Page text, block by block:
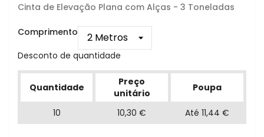
Cinta de Elevação Plana com Alças - 3 Toneladas
Comprimento
Desconto de quantidade
Quantidade
Preço
unitário
Poupa
10 10,30 € Até 11,44 €